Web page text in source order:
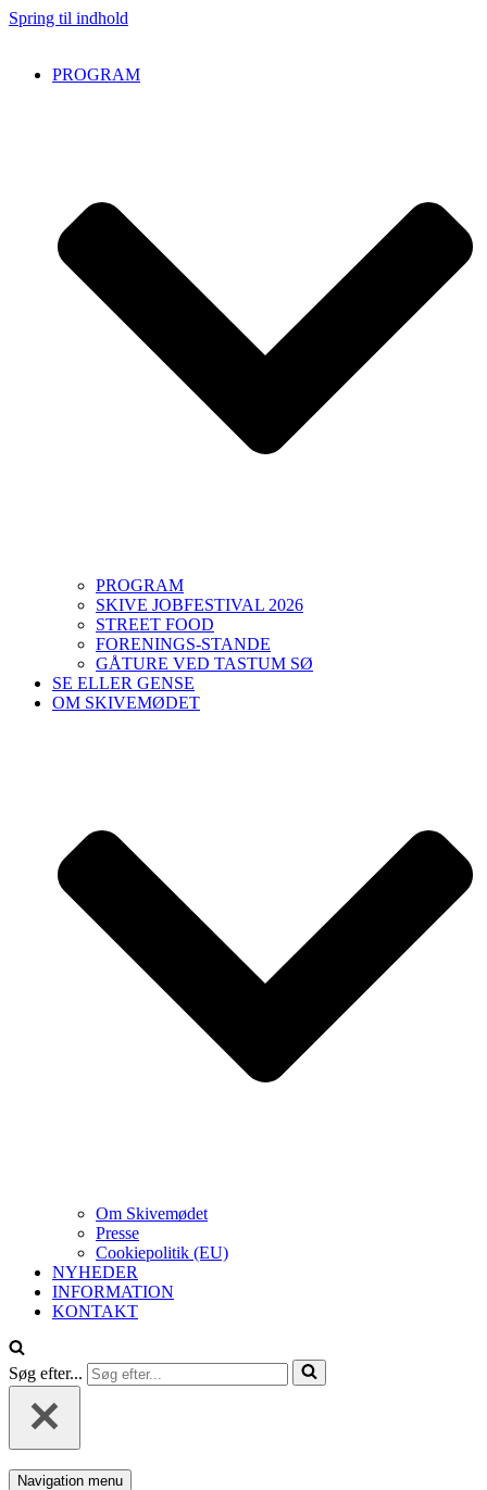
Spring til indhold
PROGRAM
PROGRAM
SKIVE JOBFESTIVAL 2026
STREET FOOD
FORENINGS-STANDE
GÅTURE VED TASTUM SØ
SE ELLER GENSE
OM SKIVEMØDET
Om Skivemødet
Presse
Cookiepolitik (EU)
NYHEDER
INFORMATION
KONTAKT
Søg efter...
Navigation menu